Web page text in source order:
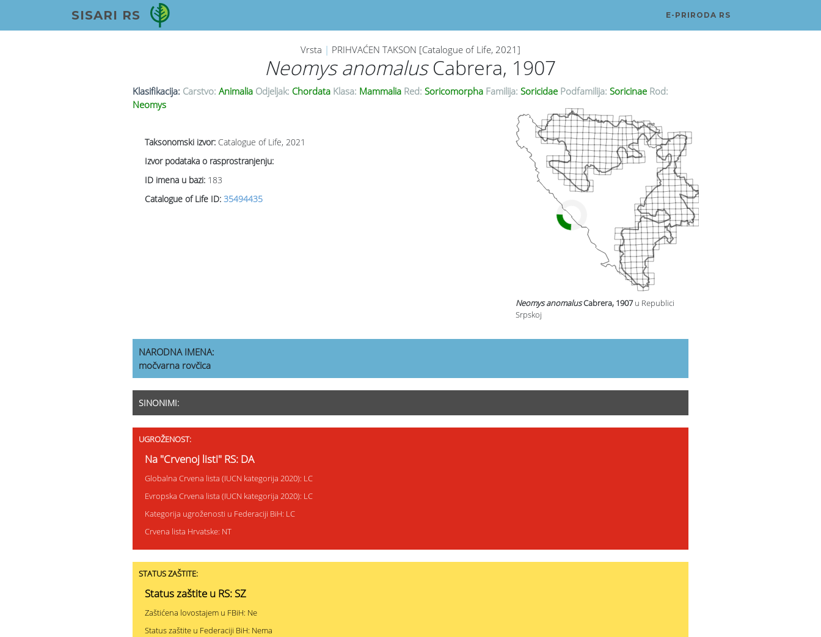
SISARI RS E-PRIRODA RS
Vrsta | PRIHVAĆEN TAKSON [Catalogue of Life, 2021]
Neomys anomalusCabrera, 1907
Klasifikacija: Carstvo: Animalia Odjeljak: Chordata Klasa: Mammalia Red: Soricomorpha Familija: Soricidae Podfamilija: Soricinae Rod:
Neomys
Taksonomski izvor: Catalogue of Life, 2021
Izvor podataka o rasprostranjenju:
ID imena u bazi: 183
Catalogue of Life ID: 35494435
Neomys anomalusCabrera, 1907 u Republici
Srpskoj
NARODNA IMENA:
močvarna rovčica
SINONIMI:
UGROŽENOST:
Na "Crvenoj listi" RS: DA
Globalna Crvena lista (IUCN kategorija 2020): LC
Evropska Crvena lista (IUCN kategorija 2020): LC
Kategorija ugroženosti u Federaciji BiH: LC
Crvena lista Hrvatske: NT
STATUS ZAŠTITE:
Status zaštite u RS: SZ
Zaštićena lovostajem u FBiH: Ne
Status zaštite u Federaciji BiH: Nema